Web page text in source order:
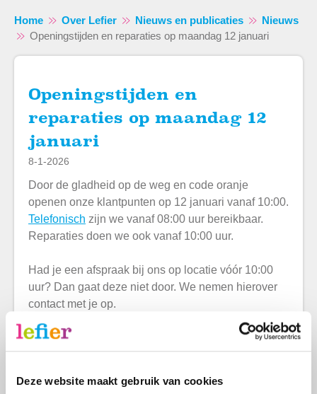
Deze website maakt gebruik van cookies
Naar hoofdinhoud
Naar hoofdnavigatiemenu
Naar zoeken
Home Over Lefier Nieuws en publicaties
Nieuws
Openingstijden en reparaties op maandag 12 januari
Openingstijden en
reparaties op maandag 12
januari
8-1-2026
Door de gladheid op de weg en code oranje
openen onze klantpunten op 12 januari vanaf 10:00.
Telefonisch zijn we vanaf 08:00 uur bereikbaar.
Reparaties doen we ook vanaf 10:00 uur.
Had je een afspraak bij ons op locatie vóór 10:00
uur? Dan gaat deze niet door. We nemen hierover
contact met je op.